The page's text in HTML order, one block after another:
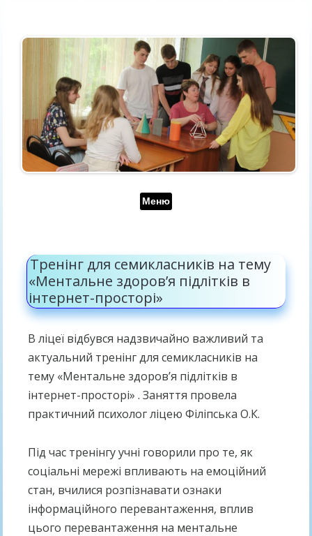
Меню
Тренінг для семикласників на тему
«Ментальне здоров’я підлітків в
інтернет-просторі»
В ліцеї відбувся надзвичайно важливий та
актуальний тренінг для семикласників на
тему «Ментальне здоров’я підлітків в
інтернет-просторі» . Заняття провела
практичний психолог ліцею Філіпська О.К.
Під час тренінгу учні говорили про те, як
соціальні мережі впливають на емоційний
стан, вчилися розпізнавати ознаки
інформаційного перевантаження, вплив
цього перевантаження на ментальне